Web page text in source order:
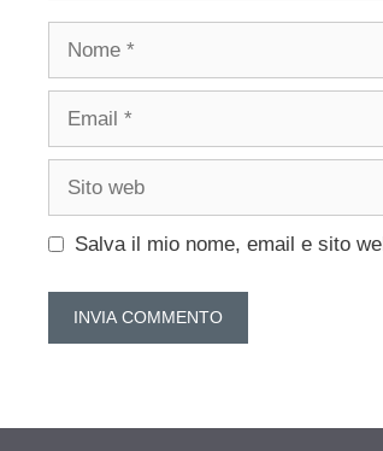
Nome
Email
Sito
Salva il mio nome, email e sito